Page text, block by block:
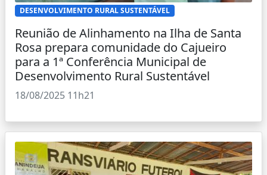
DESENVOLVIMENTO RURAL SUSTENTÁVEL
Reunião de Alinhamento na Ilha de Santa
Rosa prepara comunidade do Cajueiro
para a 1ª Conferência Municipal de
Desenvolvimento Rural Sustentável
18/08/2025 11h21